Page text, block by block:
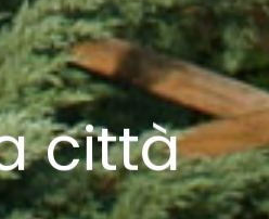
città